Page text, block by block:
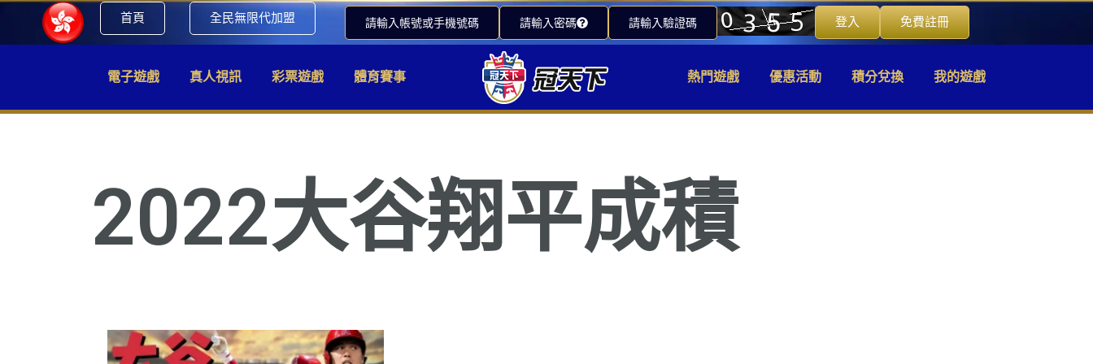
首頁 全民無限代加盟 請輸入帳號或手機號碼 請輸入密碼 請輸入驗證碼 登入 免費註冊
電子遊戲 真人視訊 彩票遊戲 體育賽事 熱門遊戲 優惠活動 積分兌換 我的遊戲
2022大谷翔平成積